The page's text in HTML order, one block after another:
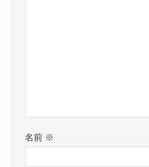
名前 ※